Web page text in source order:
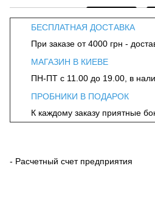
БЕСПЛАТНАЯ ДОСТАВКА
При заказе от 4000 грн -
МАГАЗИН В КИЕВЕ
ПН-ПТ с 11.00 до 19.00, в
ПРОБНИКИ В ПОДАРОК
К каждому заказу приятные
- Расчетный счет предприятия